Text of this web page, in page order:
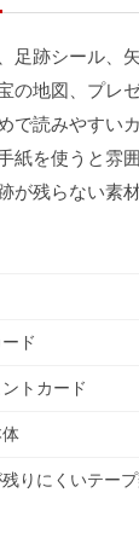
足跡シール、
の地図、プレ
で読みやすい
紙を使うと雰
が残らない素
ド
トカード
りにくいテー